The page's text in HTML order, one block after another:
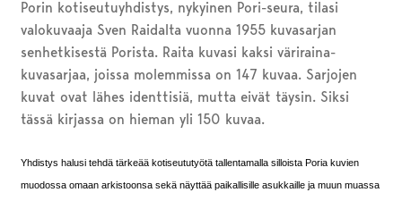
Porin kotiseutuyhdistys, nykyinen Pori-seura, tilasi
valokuvaaja Sven Raidalta vuonna 1955 kuvasarjan
senhetkisestä Porista. Raita kuvasi kaksi väriraina-
kuvasarjaa, joissa molemmissa on 147 kuvaa. Sarjojen
kuvat ovat lähes identtisiä, mutta eivät täysin. Siksi
tässä kirjassa on hieman yli 150 kuvaa.
Yhdistys halusi tehdä tärkeää kotiseututyötä tallentamalla silloista Poria kuvien
muodossa omaan arkistoonsa sekä näyttää paikallisille asukkaille ja muun muassa